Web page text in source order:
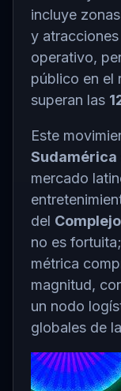
incluye
y
operativo,
público en el
superan las
Este
Sudamérica
mercado
del
no es
métrica
magnitud,
un nodo
globales de